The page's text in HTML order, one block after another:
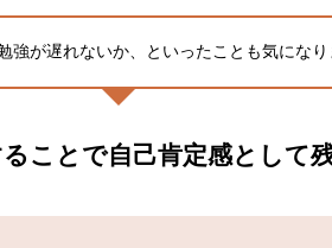
が遅れないか、といったことも気になり
ことで自己肯定感として